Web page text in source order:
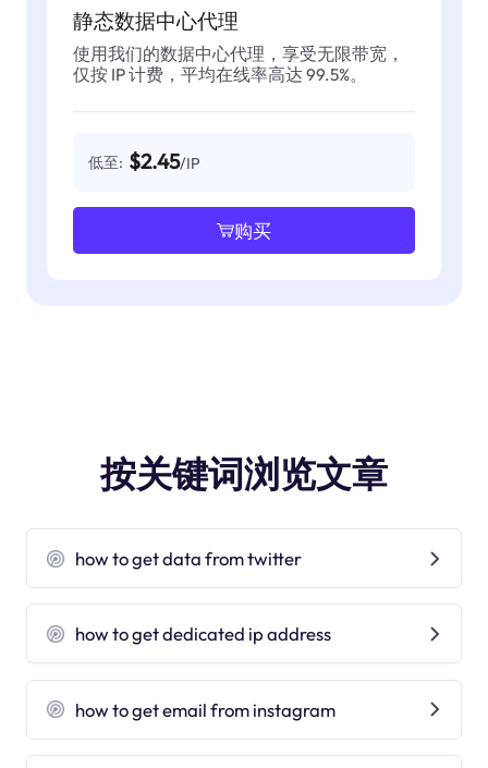
静态数据中心代理
使用我们的数据中心代理，享受无限带宽，
仅按 IP 计费，平均在线率高达 99.5%。
低至: $2.45/IP
购买
按关键词浏览文章
how to get data from twitter
how to get dedicated ip address
how to get email from instagram